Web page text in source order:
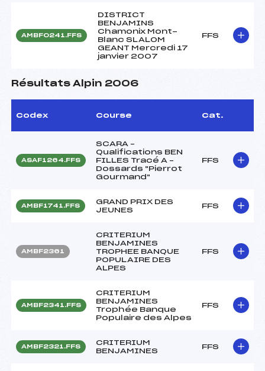
AMBF0241.FFS
DISTRICT
BENJAMINS
Chamonix Mont-
Blanc SLALOM
GEANT Mercredi 17
janvier 2007
FFS
Résultats Alpin 2006
Codex Course Cat.
ASAF1264.FFS
SCARA –
Qualifications BEN
FILLES Tracé A –
Dossards "Pierrot
Gourmand"
FFS
AMBF1741.FFS
GRAND PRIX DES
JEUNES
FFS
AMBF2361
CRITERIUM
BENJAMINES
TROPHEE BANQUE
POPULAIRE DES
ALPES
FFS
AMBF2341.FFS
CRITERIUM
BENJAMINES
Trophée Banque
Populaire des Alpes
FFS
AMBF2321.FFS
CRITERIUM
BENJAMINES
FFS